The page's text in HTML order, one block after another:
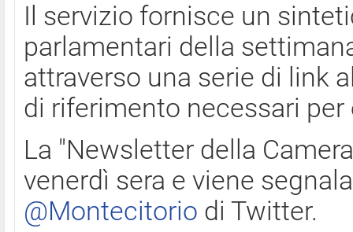
Il servizio fornisce un
parlamentari della
attraverso una serie di link
di riferimento necessari
La "Newsletter della
venerdì sera e viene
@Montecitorio di Twitter.